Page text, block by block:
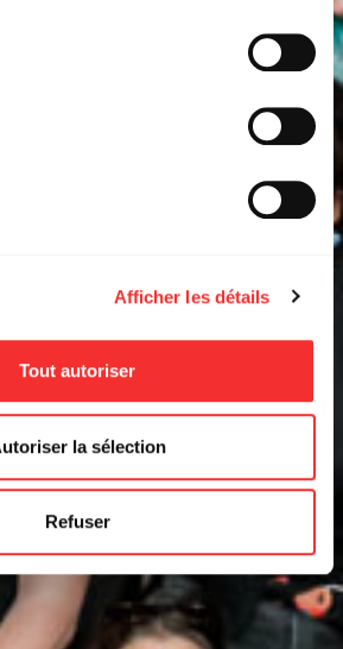
Afficher les détails
Tout autoriser
la sélection
Refuser